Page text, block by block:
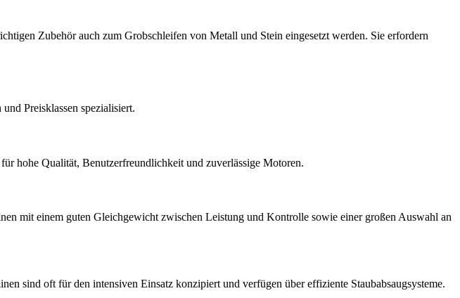
Zubehör auch zum Grobschleifen von Metall und Stein eingesetzt werden. Sie erfordern
Preisklassen spezialisiert.
hohe Qualität, Benutzerfreundlichkeit und zuverlässige Motoren.
mit einem guten Gleichgewicht zwischen Leistung und Kontrolle sowie einer großen Auswahl an
sind oft für den intensiven Einsatz konzipiert und verfügen über effiziente Staubabsaugsysteme.